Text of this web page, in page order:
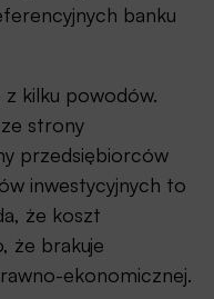
banku
kilku powodów.
strony
przedsiębiorców
inwestycyjnych to
że koszt
że brakuje
ekonomicznej.